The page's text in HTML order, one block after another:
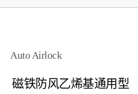
Auto Airlock
磁铁防风乙烯基通用型